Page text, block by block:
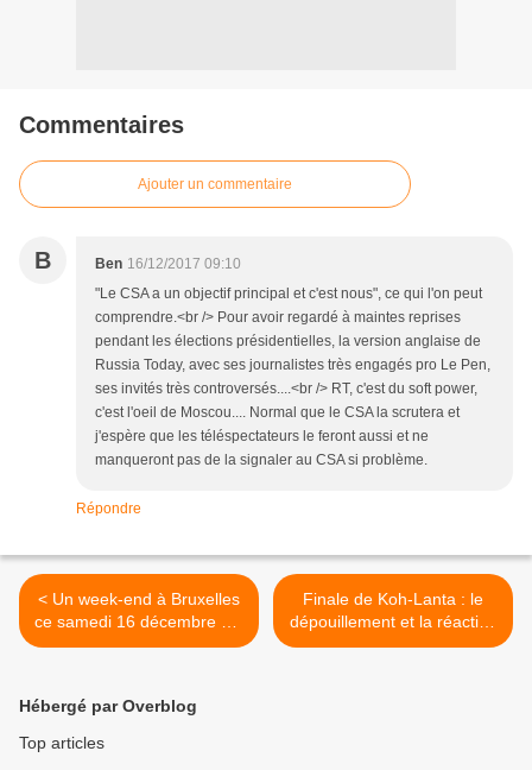
Commentaires
Ajouter un commentaire
B Ben 16/12/2017 09:10
"Le CSA a un objectif principal et c'est nous", ce qui l'on peut
comprendre.<br /> Pour avoir regardé à maintes reprises
pendant les élections présidentielles, la version anglaise de
Russia Today, avec ses journalistes très engagés pro Le Pen,
ses invités très controversés....<br /> RT, c'est du soft power,
c'est l'oeil de Moscou.... Normal que le CSA la scrutera et
j'espère que les téléspectateurs le feront aussi et ne
manqueront pas de la signaler au CSA si problème.
Répondre
< Un week-end à Bruxelles
ce samedi 16 décembre sur
France 5.
Finale de Koh-Lanta : le
dépouillement et la réaction
du vainqueur de cette
Hébergé par Overblog
Top articles